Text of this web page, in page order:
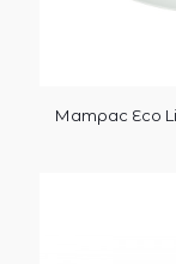
Матрас Eco